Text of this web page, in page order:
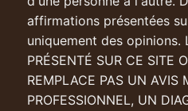
affirmations présentées
uniquement des opinions.
PRÉSENTÉ SUR CE SITE
REMPLACE PAS UN AVIS
PROFESSIONNEL, UN